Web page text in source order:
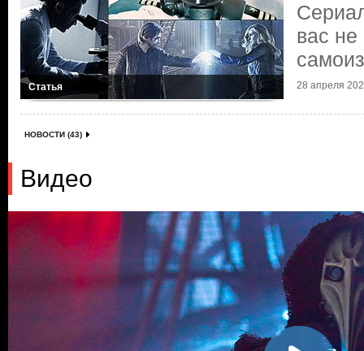
Статья
вас
28 апреля
НОВОСТИ (43)
Видео